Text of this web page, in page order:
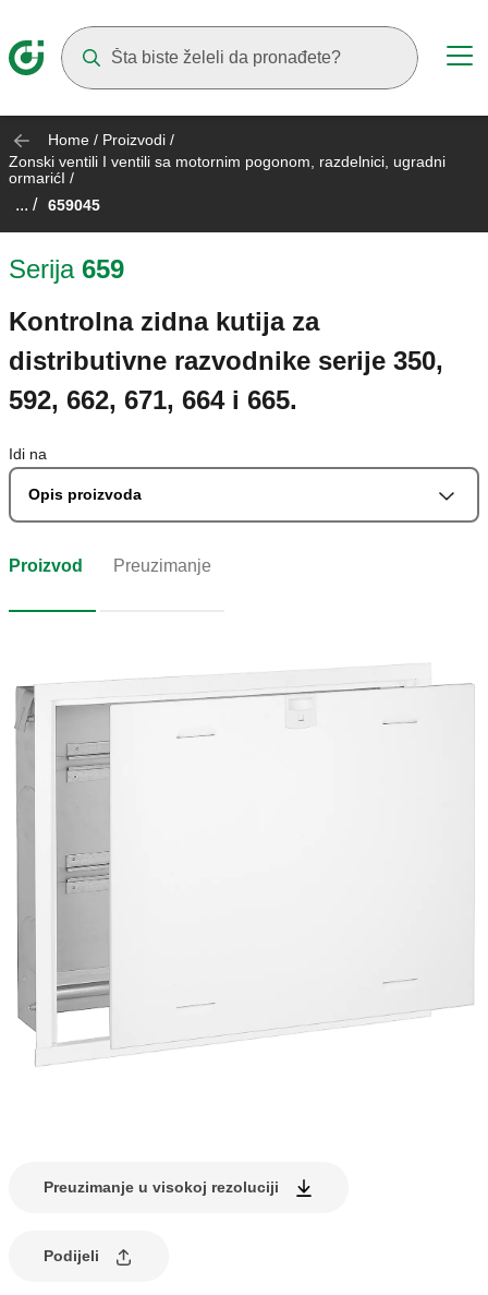
Home / Proizvodi /
Zonski ventili I ventili sa motornim pogonom, razdelnici, ugradni
ormarićI /
... / 659045
Serija 659
Kontrolna zidna kutija za
distributivne razvodnike serije 350,
592, 662, 671, 664 i 665.
Idi na
Opis proizvoda
Proizvod Preuzimanje
Preuzimanje u visokoj rezoluciji
Podijeli